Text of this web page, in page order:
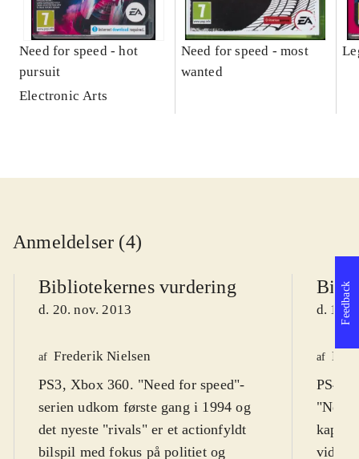
Need for speed - hot
pursuit
Electronic Arts
Need for speed - most
wanted
Anmeldelser (4)
Bibliotekernes vurdering
d. 20. nov. 2013
af Frederik Nielsen
PS3, Xbox 360. "Need for speed"-
serien udkom første gang i 1994 og
det nyeste "rivals" er et actionfyldt
bilspil med fokus på politiet og
d. 17.
af
PS4,
"Need
videre
Feedback